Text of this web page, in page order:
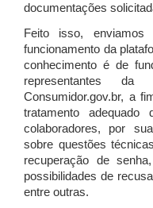
documentações
Feito isso,
funcionamento da
conhecimento é de
representantes
Consumidor.gov.br, a
tratamento
colaboradores, por
sobre questões
recuperação de
possibilidades de
entre outras.